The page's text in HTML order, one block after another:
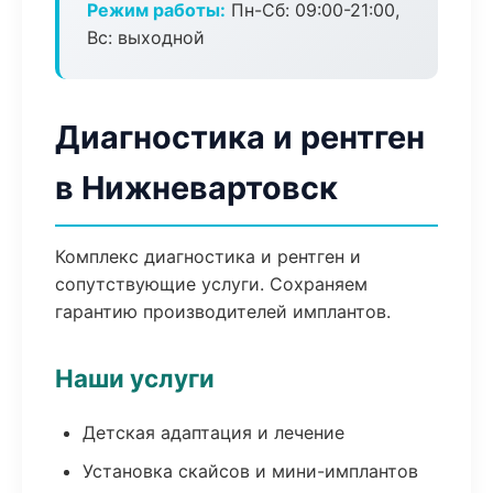
Режим работы: Пн-Сб: 09:00-21:00,
Вс: выходной
Диагностика и рентген
в Нижневартовск
Комплекс диагностика и рентген и
сопутствующие услуги. Сохраняем
гарантию производителей имплантов.
Наши услуги
Детская адаптация и лечение
Установка скайсов и мини-имплантов